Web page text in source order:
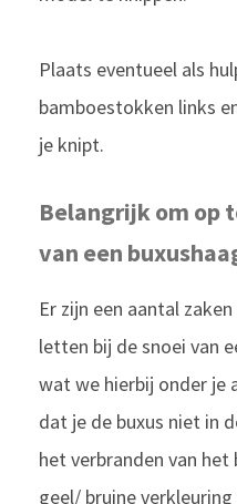
Plaats eventueel als
bamboestokken links
je knipt.
Belangrijk om op
van een
Er zijn een aantal
letten bij de snoei van
wat we hierbij onder je
dat je de buxus niet in
het verbranden van
geel/ bruine